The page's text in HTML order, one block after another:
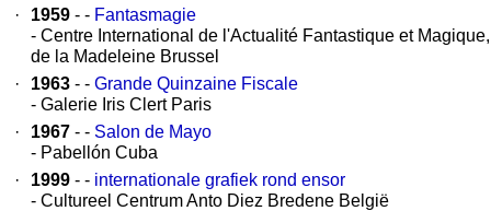
·
1959 - - Fantasmagie
- Centre International de l'Actualité Fantastique et
de la Madeleine Brussel
·
1963 - - Grande Quinzaine Fiscale
- Galerie Iris Clert Paris
·
1967 - - Salon de Mayo
- Pabellón Cuba
·
1999 - - internationale grafiek rond ensor
- Cultureel Centrum Anto Diez Bredene België